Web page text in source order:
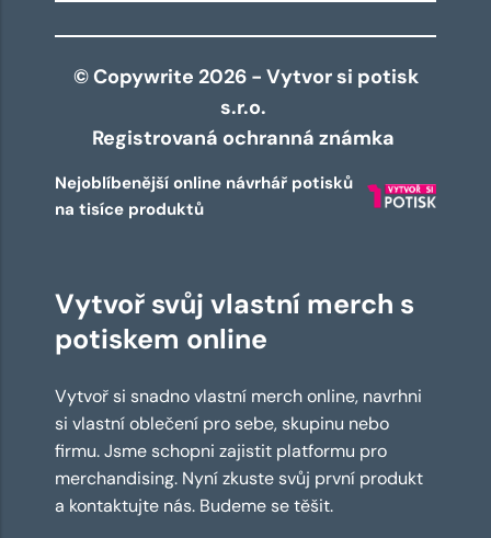
© Copywrite 2026 - Vytvor si potisk
s.r.o.
Registrovaná ochranná známka
Nejoblíbenější online návrhář potisků
na tisíce produktů
Vytvoř svůj vlastní merch s
potiskem online
Vytvoř si snadno vlastní merch online, navrhni
si vlastní oblečení pro sebe, skupinu nebo
firmu. Jsme schopni zajistit platformu pro
merchandising. Nyní zkuste svůj první produkt
a kontaktujte nás. Budeme se těšit.